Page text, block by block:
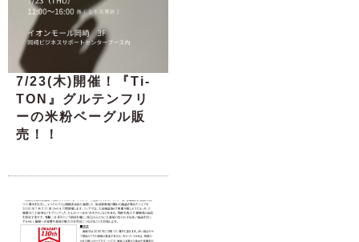
7/23(木)開催！『Ti-
TON』グルテンフリ
ーの米粉ベーグル販
売！！